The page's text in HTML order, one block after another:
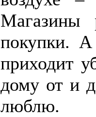
Магазины
покупки.
приходит
дому от и
люблю.